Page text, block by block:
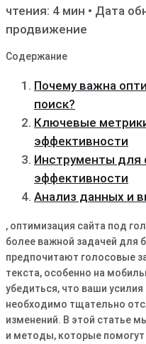
чтения: 4 мин • Дата
продвижение
Содержание
Почему важна
поиск?
Ключевые
эффективности
Инструменты для
эффективности
Анализ данных и
, оптимизация сайта под
более важной задачей для
предпочитают голосовые
текста, особенно на
убедиться, что ваши
необходимо тщательно
изменений. В этой статье
и методы, которые